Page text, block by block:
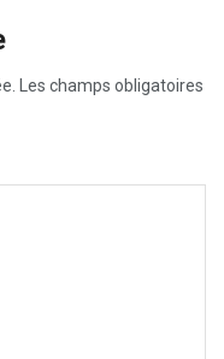
Les champs obligatoires